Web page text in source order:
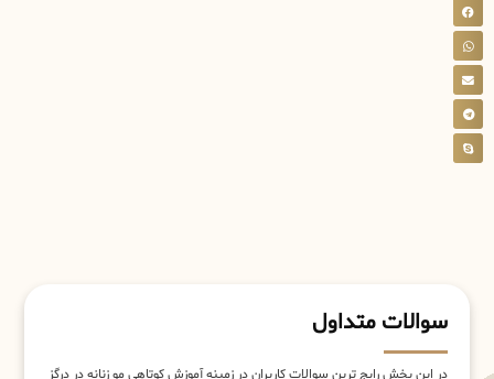
سوالات متداول
در این بخش رایج ترین سوالات کاربران در زمینه آموزش کوتاهی مو زنانه در درگز